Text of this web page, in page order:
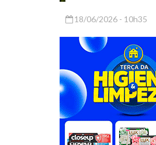
18/06/2026 - 10h35